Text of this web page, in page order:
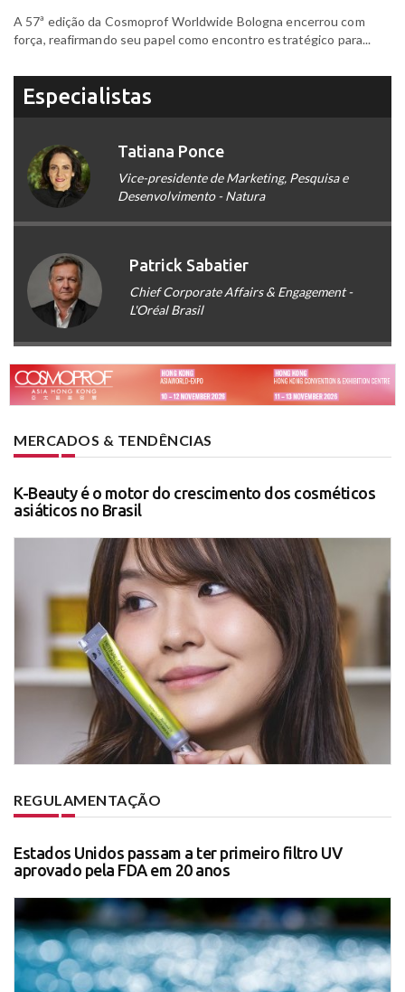
A 57ª edição da Cosmoprof Worldwide Bologna encerrou com
força, reafirmando seu papel como encontro estratégico para...
Especialistas
Tatiana Ponce
Vice-presidente de Marketing, Pesquisa e
Desenvolvimento - Natura
Patrick Sabatier
Chief Corporate Affairs & Engagement -
L'Oréal Brasil
MERCADOS & TENDÊNCIAS
K-Beauty é o motor do crescimento dos cosméticos
asiáticos no Brasil
REGULAMENTAÇÃO
Estados Unidos passam a ter primeiro filtro UV
aprovado pela FDA em 20 anos